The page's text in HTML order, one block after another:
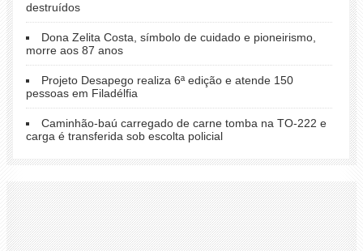
destruídos
Dona Zelita Costa, símbolo de cuidado e pioneirismo,
morre aos 87 anos
Projeto Desapego realiza 6ª edição e atende 150
pessoas em Filadélfia
Caminhão-baú carregado de carne tomba na TO-222 e
carga é transferida sob escolta policial